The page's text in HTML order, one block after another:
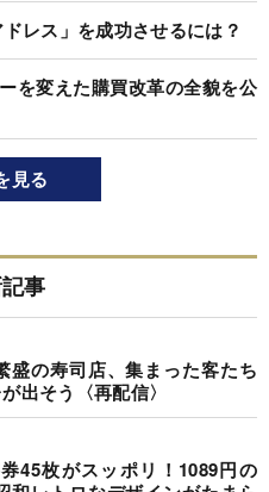
レス」を成功させるには？
を変えた購買改革の全貌を公
見る
事
盛の寿司店、集まった客たち
出そう〈再配信〉
45枚がスッポリ！1089円の